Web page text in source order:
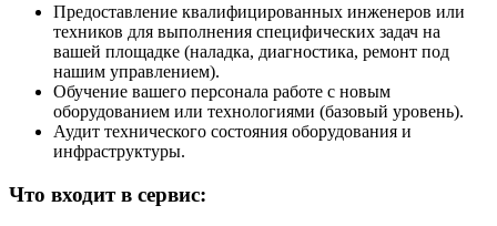
Предоставление квалифицированных инженеров или
техников для выполнения специфических задач на
вашей площадке (наладка, диагностика, ремонт под
нашим управлением).
Обучение вашего персонала работе с новым
оборудованием или технологиями (базовый уровень).
Аудит технического состояния оборудования и
инфраструктуры.
Что входит в сервис: